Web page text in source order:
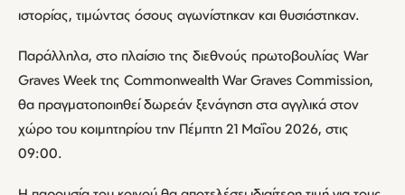
ιστορίας, τιμώντας όσους αγωνίστηκαν και θυσιάστηκαν.
Παράλληλα, στο πλαίσιο της διεθνούς πρωτοβουλίας War
Graves Week της Commonwealth War Graves Commission,
θα πραγματοποιηθεί δωρεάν ξενάγηση στα αγγλικά στον
χώρο του κοιμητηρίου την Πέμπτη 21 Μαΐου 2026, στις
09:00.